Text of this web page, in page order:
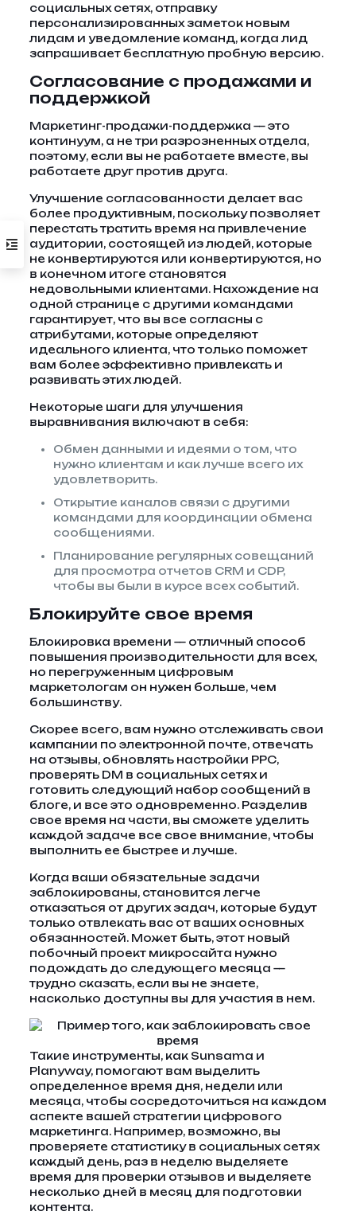
социальных сетях, отправку
персонализированных заметок новым
лидам и уведомление команд, когда лид
запрашивает бесплатную пробную версию.
Согласование с продажами и
поддержкой
Маркетинг-продажи-поддержка — это
континуум, а не три разрозненных отдела,
поэтому, если вы не работаете вместе, вы
работаете друг против друга.
Улучшение согласованности делает вас
более продуктивным, поскольку позволяет
перестать тратить время на привлечение
аудитории, состоящей из людей, которые
не конвертируются или конвертируются, но
в конечном итоге становятся
недовольными клиентами. Нахождение на
одной странице с другими командами
гарантирует, что вы все согласны с
атрибутами, которые определяют
идеального клиента, что только поможет
вам более эффективно привлекать и
развивать этих людей.
Некоторые шаги для улучшения
выравнивания включают в себя:
Обмен данными и идеями о том, что
нужно клиентам и как лучше всего их
удовлетворить.
Открытие каналов связи с другими
командами для координации обмена
сообщениями.
Планирование регулярных совещаний
для просмотра отчетов CRM и CDP,
чтобы вы были в курсе всех событий.
Блокируйте свое время
Блокировка времени — отличный способ
повышения производительности для всех,
но перегруженным цифровым
маркетологам он нужен больше, чем
большинству.
Скорее всего, вам нужно отслеживать свои
кампании по электронной почте, отвечать
на отзывы, обновлять настройки PPC,
проверять DM в социальных сетях и
готовить следующий набор сообщений в
блоге, и все это одновременно. Разделив
свое время на части, вы сможете уделить
каждой задаче все свое внимание, чтобы
выполнить ее быстрее и лучше.
Когда ваши обязательные задачи
заблокированы, становится легче
отказаться от других задач, которые будут
только отвлекать вас от ваших основных
обязанностей. Может быть, этот новый
побочный проект микросайта нужно
подождать до следующего месяца —
трудно сказать, если вы не знаете,
насколько доступны вы для участия в нем.
Такие инструменты, как Sunsama и
Planyway, помогают вам выделить
определенное время дня, недели или
месяца, чтобы сосредоточиться на каждом
аспекте вашей стратегии цифрового
маркетинга. Например, возможно, вы
проверяете статистику в социальных сетях
каждый день, раз в неделю выделяете
время для проверки отзывов и выделяете
несколько дней в месяц для подготовки
контента.